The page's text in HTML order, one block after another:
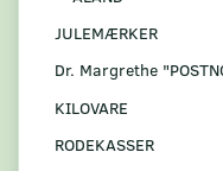
JULEMÆRKER
Dr. Margrethe
KILOVARE
RODEKASSER